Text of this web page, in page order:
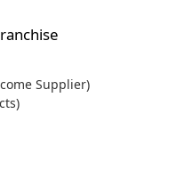
Supplier)